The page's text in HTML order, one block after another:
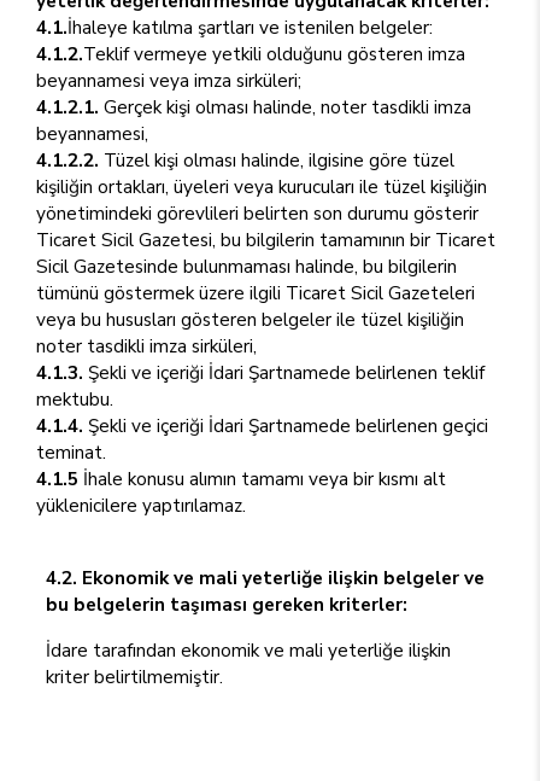
4.1.İhaleye katılma şartları ve istenilen belgeler:
4.1.2.Teklif vermeye yetkili olduğunu gösteren imza
beyannamesi veya imza sirküleri;
4.1.2.1. Gerçek kişi olması halinde, noter tasdikli imza
beyannamesi,
4.1.2.2. Tüzel kişi olması halinde, ilgisine göre tüzel
kişiliğin ortakları, üyeleri veya kurucuları ile tüzel kişiliğin
yönetimindeki görevlileri belirten son durumu gösterir
Ticaret Sicil Gazetesi, bu bilgilerin tamamının bir Ticaret
Sicil Gazetesinde bulunmaması halinde, bu bilgilerin
tümünü göstermek üzere ilgili Ticaret Sicil Gazeteleri
veya bu hususları gösteren belgeler ile tüzel kişiliğin
noter tasdikli imza sirküleri,
4.1.3. Şekli ve içeriği İdari Şartnamede belirlenen teklif
mektubu.
4.1.4. Şekli ve içeriği İdari Şartnamede belirlenen geçici
teminat.
4.1.5 İhale konusu alımın tamamı veya bir kısmı alt
yüklenicilere yaptırılamaz.
4.2. Ekonomik ve mali yeterliğe ilişkin belgeler ve
bu belgelerin taşıması gereken kriterler:
İdare tarafından ekonomik ve mali yeterliğe ilişkin
kriter belirtilmemiştir.